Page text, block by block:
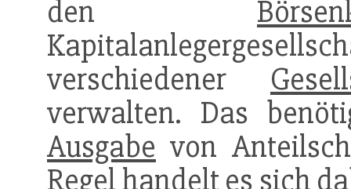
den
verschiedener
verwalten. Das
Ausgabe von
Regel handelt es sich